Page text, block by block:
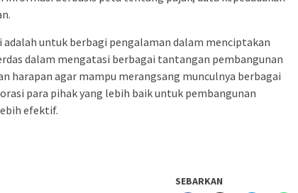
untuk berbagi pengalaman dalam menciptakan
dalam mengatasi berbagai tantangan pembangunan
harapan agar mampu merangsang munculnya berbagai
para pihak yang lebih baik untuk pembangunan
efektif.
SEBARKAN